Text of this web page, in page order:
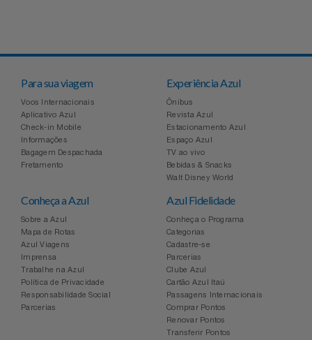
Para sua viagem
Voos Internacionais
Aplicativo Azul
Check-in Mobile
Informações
Bagagem Despachada
Fretamento
Experiência Azul
Ônibus
Revista Azul
Estacionamento Azul
Espaço Azul
TV ao vivo
Bebidas & Snacks
Walt Disney World
Conheça a Azul
Sobre a Azul
Mapa de Rotas
Azul Viagens
Imprensa
Trabalhe na Azul
Política de Privacidade
Responsabilidade Social
Parcerias
Azul Fidelidade
Conheça o Programa
Categorias
Cadastre-se
Parcerias
Clube Azul
Cartão Azul Itaú
Passagens Internacionais
Comprar Pontos
Renovar Pontos
Transferir Pontos